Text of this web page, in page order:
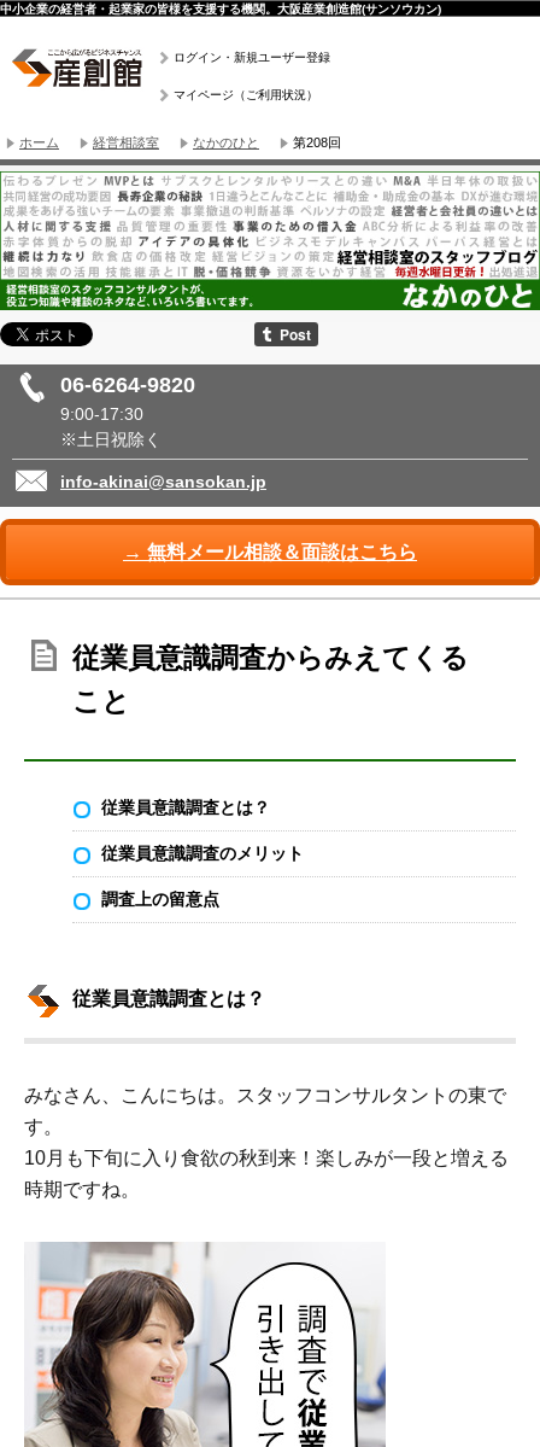
中小企業の経営者・起業家の皆様を支援する機関。大阪産業創造館(サンソウカン)
ログイン・新規ユーザー登録
マイページ（ご利用状況）
ホーム 経営相談室 なかのひと 第208回
06-6264-9820
9:00-17:30
※土日祝除く
info-akinai@sansokan.jp
→ 無料メール相談＆面談はこちら
従業員意識調査からみえてくる
こと
従業員意識調査とは？
従業員意識調査のメリット
調査上の留意点
従業員意識調査とは？
みなさん、こんにちは。スタッフコンサルタントの東で
す。
10月も下旬に入り食欲の秋到来！楽しみが一段と増える
時期ですね。